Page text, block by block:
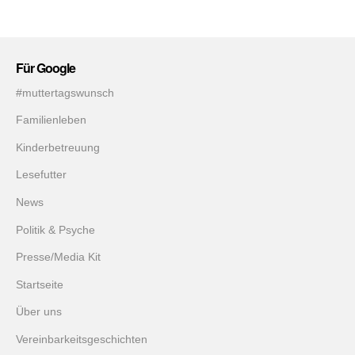
Für Google
#muttertagswunsch
Familienleben
Kinderbetreuung
Lesefutter
News
Politik & Psyche
Presse/Media Kit
Startseite
Über uns
Vereinbarkeitsgeschichten